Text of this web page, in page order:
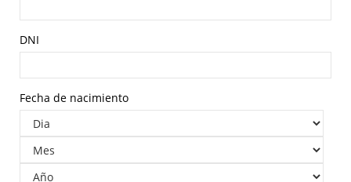
DNI
Fecha de nacimiento